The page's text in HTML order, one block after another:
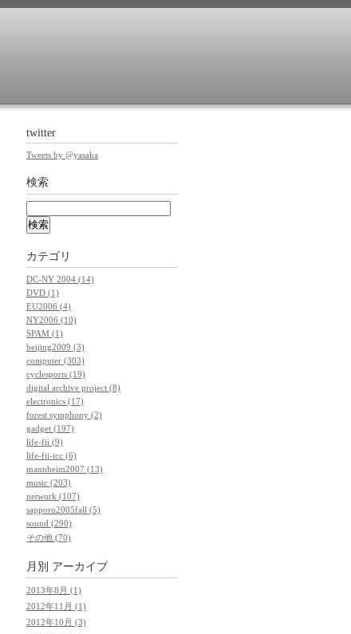
twitter
Tweets by @yasaka
検索
カテゴリ
DC-NY 2004 (14)
DVD (1)
EU2006 (4)
NY2006 (10)
SPAM (1)
beijing2009 (3)
computer (303)
cyclesports (19)
digital archive project (8)
electronics (17)
forest symphony (2)
gadget (197)
life-fii (9)
life-fii-icc (6)
mannheim2007 (13)
music (203)
network (107)
sapporo2005fall (5)
sound (290)
その他 (70)
月別 アーカイブ
2013年8月 (1)
2012年11月 (1)
2012年10月 (3)